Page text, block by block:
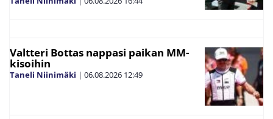
Valtteri Bottas nappasi paikan MM-
kisoihin
Taneli Niinimäki | 06.08.2026 12:49